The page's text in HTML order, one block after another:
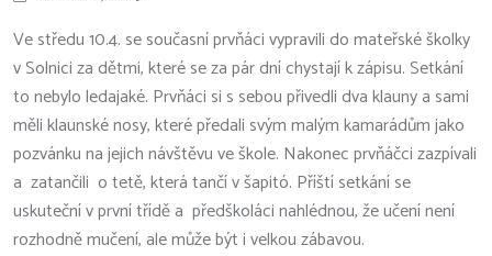
Ve středu 10.4. se současní prvňáci vypravili do mateřské školky
v Solnici za dětmi, které se za pár dní chystají k zápisu. Setkání
to nebylo ledajaké. Prvňáci si s sebou přivedli dva klauny a sami
měli klaunské nosy, které předali svým malým kamarádům jako
pozvánku na jejich návštěvu ve škole. Nakonec prvňáčci zazpívali
a zatančili o tetě, která tančí v šapitó. Příští setkání se
uskuteční v první třídě a předškoláci nahlédnou, že učení není
rozhodně mučení, ale může být i velkou zábavou.